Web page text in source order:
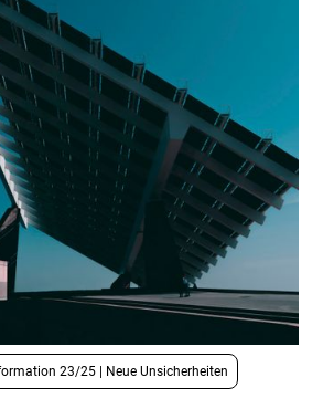
23/25 | Neue Unsicherheiten